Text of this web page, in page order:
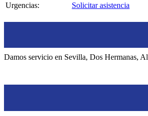
Urgencias:
Solicitar asistencia
Damos servicio en Sevilla, Dos Hermanas,